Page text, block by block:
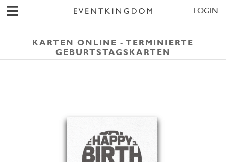
LOGIN
KARTEN ONLINE - TERMINIERTE
GEBURTSTAGSKARTEN